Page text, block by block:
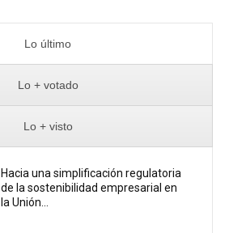
Lo último
Lo + votado
Lo + visto
Hacia una simplificación regulatoria
de la sostenibilidad empresarial en
la Unión...